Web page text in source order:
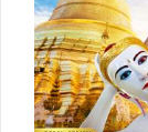
ทัวร์ลาว
ทัวร์มัลดีฟส์